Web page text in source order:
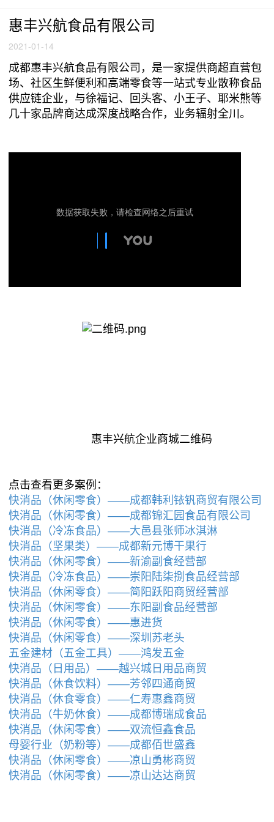
惠丰兴航食品有限公司
2021-01-14
成都惠丰兴航食品有限公司，是一家提供商超直营包
场、社区生鲜便利和高端零食等一站式专业散称食品
供应链企业，与徐福记、回头客、小王子、耶米熊等
几十家品牌商达成深度战略合作，业务辐射全川。
惠丰兴航企业商城二维码
点击查看更多案例：
快消品（休闲零食）——成都韩利铱钒商贸有限公司
快消品（休闲零食）——成都锦汇园食品有限公司
快消品（冷冻食品）——大邑县张师冰淇淋
快消品（坚果类）——成都新元博干果行
快消品（休闲零食）——新渝副食经营部
快消品（冷冻食品）——崇阳陆柒捌食品经营部
快消品（休闲零食）——简阳跃阳商贸经营部
快消品（休闲零食）——东阳副食品经营部
快消品（休闲零食）——惠进货
快消品（休闲零食）——深圳苏老头
五金建材（五金工具）——鸿发五金
快消品（日用品）——越兴城日用品商贸
快消品（休食饮料）——芳邻四通商贸
快消品（休食零食）——仁寿惠鑫商贸
快消品（牛奶休食）——成都博瑞成食品
快消品（休闲零食）——双流恒鑫食品
母婴行业（奶粉等）——成都佰世盛鑫
快消品（休闲零食）——凉山勇彬商贸
快消品（休闲零食）——凉山达达商贸